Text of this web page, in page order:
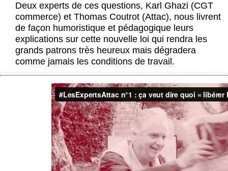
Deux experts de ces questions, Karl Ghazi (CGT
commerce) et Thomas Coutrot (Attac), nous livrent
de façon humoristique et pédagogique leurs
explications sur cette nouvelle loi qui rendra les
grands patrons très heureux mais dégradera
comme jamais les conditions de travail.